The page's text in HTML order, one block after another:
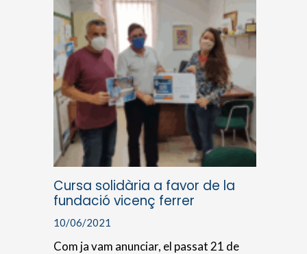
Cursa solidària a favor de la
fundació vicenç ferrer
10/06/2021
Com ja vam anunciar, el passat 21 de